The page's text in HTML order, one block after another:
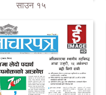
साउन १५